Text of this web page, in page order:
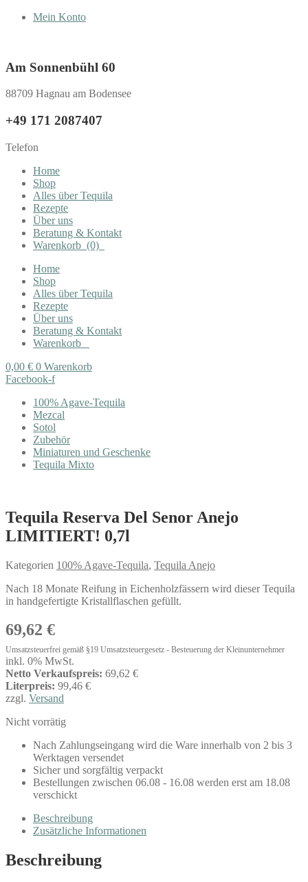
Mein Konto
Am Sonnenbühl 60
88709 Hagnau am Bodensee
+49 171 2087407
Telefon
Home
Shop
Alles über Tequila
Rezepte
Über uns
Beratung & Kontakt
Warenkorb (0)
Home
Shop
Alles über Tequila
Rezepte
Über uns
Beratung & Kontakt
Warenkorb
0,00 € 0 Warenkorb
Facebook-f
100% Agave-Tequila
Mezcal
Sotol
Zubehör
Miniaturen und Geschenke
Tequila Mixto
Tequila Reserva Del Senor Anejo
LIMITIERT! 0,7l
Kategorien 100% Agave-Tequila, Tequila Anejo
Nach 18 Monate Reifung in Eichenholzfässern wird dieser Tequila
in handgefertigte Kristallflaschen gefüllt.
69,62 €
Umsatzsteuerfrei gemäß §19 Umsatzsteuergesetz - Besteuerung der Kleinunternehmer
inkl. 0% MwSt.
Netto Verkaufspreis: 69,62 €
Literpreis: 99,46 €
zzgl. Versand
Nicht vorrätig
Nach Zahlungseingang wird die Ware innerhalb von 2 bis 3
Werktagen versendet
Sicher und sorgfältig verpackt
Bestellungen zwischen 06.08 - 16.08 werden erst am 18.08
verschickt
Beschreibung
Zusätzliche Informationen
Beschreibung